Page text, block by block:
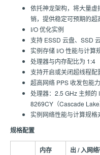
依托神龙架构，将大量
销，提供稳定可预期的超
I/O 优化实例
支持 ESSD 云盘、SSD
实例存储 I/O 性能与计算
处理器与内存配比为 1:4
支持开启或关闭超线程配
超高网络 PPS 收发包能力
处理器：2.5 GHz 主频
8269CY（Cascade
实例网络性能与计算规格
规格配置
内存
出 / 入网